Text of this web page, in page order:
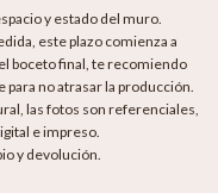
y estado del muro.
este plazo comienza a
boceto final, te recomiendo
no atrasar la producción.
las fotos son referenciales,
e impreso.
y devolución.